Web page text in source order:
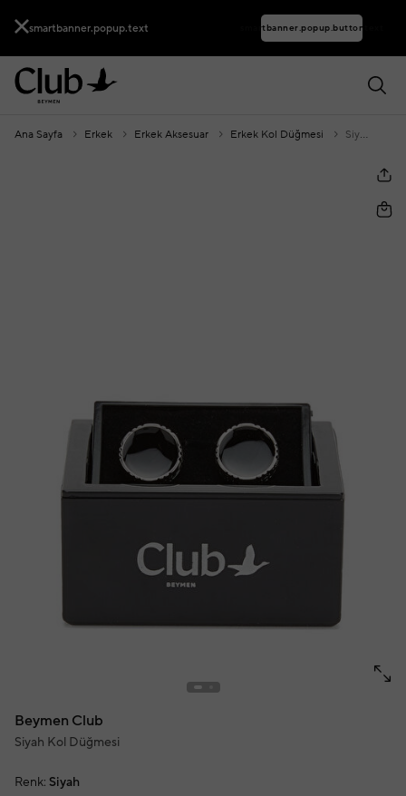
smartbanner.popup.text smartbanner.popup.buttontext
Ana Sayfa Erkek Erkek Aksesuar Erkek Kol Düğmesi Siyah Kol Düğmesi
Beymen Club
Siyah Kol Düğmesi
Renk: Siyah